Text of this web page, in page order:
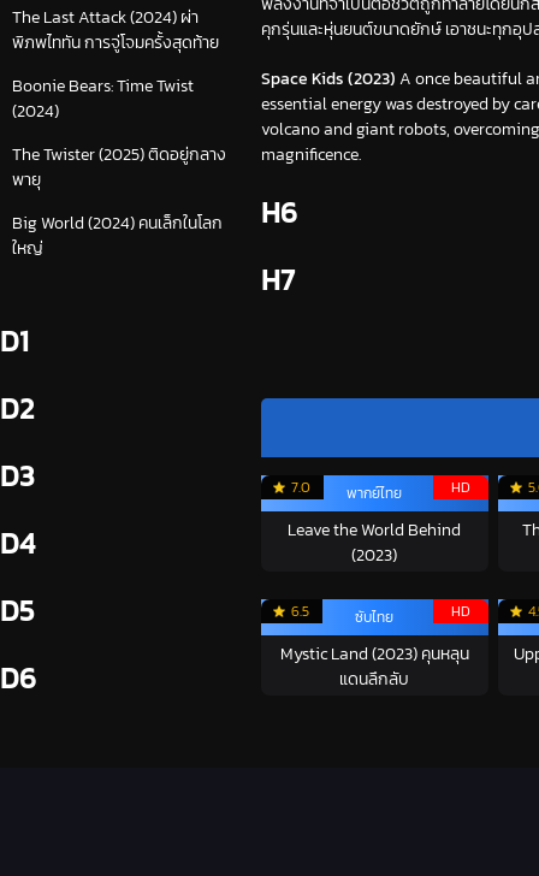
The Last Attack (2024) ผ่า
พิภพไททัน การจู่โจมครั้งสุดท้าย
Boonie Bears: Time Twist
(2024)
The Twister (2025) ติดอยู่กลาง
พายุ
Big World (2024) คนเล็กในโลก
ใหญ่
D1
D2
D3
D4
D5
D6
คุกรุ่นและหุ่นยนต์ขนาดยักษ์ เอาชนะทุกอุ
Space Kids (2023)A once beautiful
essential energy was destroyed by
volcano and giant robots,
magnificence.
H6
H7
7.0 HD
พากย์ไทย
Leave the World Behind
(2023)
6.5 HD
ซับไทย
Mystic Land (2023) คุนหลุน
แดนลึกลับ